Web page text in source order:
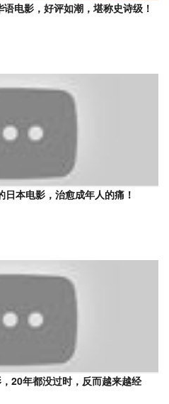
电影，好评如潮，堪称史诗级！
日本电影，治愈成年人的痛！
20年都没过时，反而越来越经